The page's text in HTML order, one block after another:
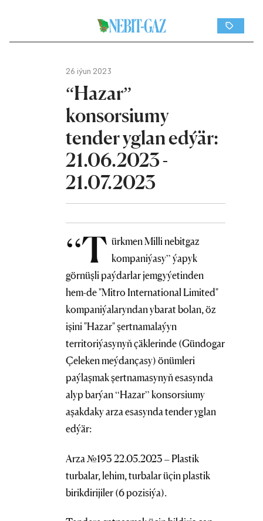
26 iýun 2023
“Hazar”
konsorsiumy
tender yglan edýär:
21.06.2023 -
21.07.2023
“T ürkmen Milli nebitgaz
kompaniýasy” ýapyk
görnüşli paýdarlar jemgyýetinden
hem-de "Mitro International Limited"
kompaniýalaryndan ybarat bolan, öz
işini "Hazar" şertnamalaýyn
territoriýasynyň çäklerinde (Gündogar
Çeleken meýdançasy) önümleri
paýlaşmak şertnamasynyň esasynda
alyp barýan “Hazar” konsorsiumy
aşakdaky arza esasynda tender yglan
edýär:
Arza №193 22.05.2023 – Plastik
turbalar, lehim, turbalar üçin plastik
birikdirijiler (6 pozisiýa).